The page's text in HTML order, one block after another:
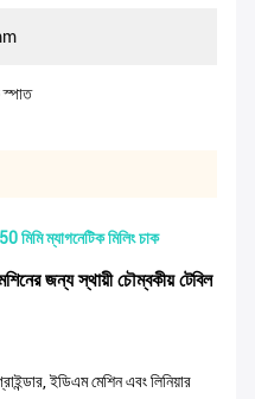
স্পাত
মিমি ম্যাগনেটিক মিলিং চাক
জন্য স্থায়ী চৌম্বকীয় টেবিল
ইডিএম মেশিন এবং লিনিয়ার